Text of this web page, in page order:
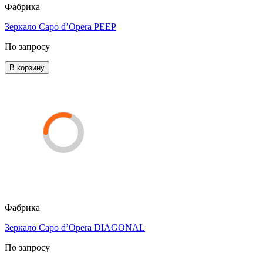
Фабрика
Зеркало Capo d’Opera PEEP
По запросу
В корзину
Фабрика
Зеркало Capo d’Opera DIAGONAL
По запросу